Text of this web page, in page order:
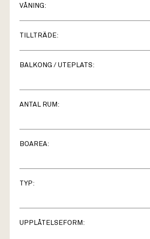
VÅNING:
TILLTRÄDE:
BALKONG / UTEPLATS:
ANTAL RUM:
BOAREA:
TYP:
UPPLÅTELSEFORM: